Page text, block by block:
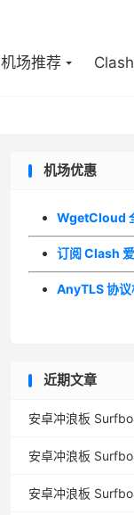
机场推荐
机场优惠
WgetCloud
订阅 Clash
AnyTLS 协议
近期文章
安卓冲浪板
安卓冲浪板
安卓冲浪板